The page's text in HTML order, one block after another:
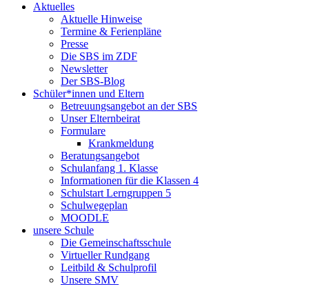
Aktuelles
Aktuelle Hinweise
Termine & Ferienpläne
Presse
Die SBS im ZDF
Newsletter
Der SBS-Blog
Schüler*innen und Eltern
Betreuungsangebot an der SBS
Unser Elternbeirat
Formulare
Krankmeldung
Beratungsangebot
Schulanfang 1. Klasse
Informationen für die Klassen 4
Schulstart Lerngruppen 5
Schulwegeplan
MOODLE
unsere Schule
Die Gemeinschaftsschule
Virtueller Rundgang
Leitbild & Schulprofil
Unsere SMV